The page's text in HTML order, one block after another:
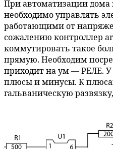
При автоматизации
необходимо управлять
работающими от
сожалению контроллер
коммутировать такое
прямую. Необходим
приходит на ум — РЕЛЕ. У
плюсы и минусы. К
гальваническую